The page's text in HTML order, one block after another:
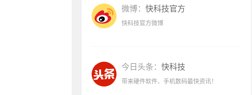
微博： 快科技官方
快科技官方微博
今日头条： 快科技
带来硬件软件、手机数码最快资讯！